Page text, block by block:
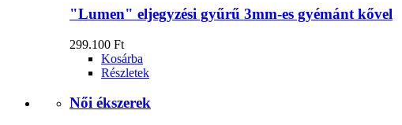
"Lumen" eljegyzési gyűrű 3mm-es gyémánt kővel
299.100 Ft
Kosárba
Részletek
Női ékszerek